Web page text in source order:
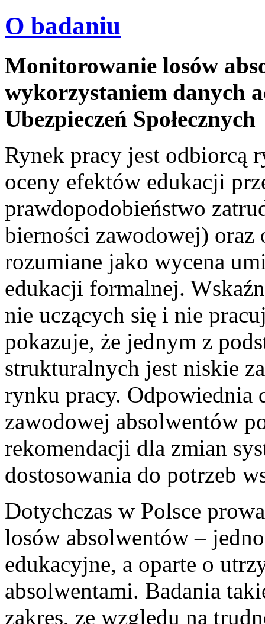
O badaniu
Monitorowanie losów
wykorzystaniem danych
Ubezpieczeń Społecznych
Rynek pracy jest odbiorcą
oceny efektów edukacji
prawdopodobieństwo
bierności zawodowej) oraz
rozumiane jako wycena
edukacji formalnej.
nie uczących się i nie
pokazuje, że jednym z
strukturalnych jest niskie
rynku pracy. Odpowiednia
zawodowej absolwentów
rekomendacji dla zmian
dostosowania do potrzeb
Dotychczas w Polsce
losów absolwentów –
edukacyjne, a oparte o
absolwentami. Badania
zakres, ze względu na